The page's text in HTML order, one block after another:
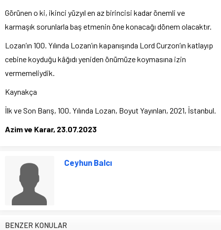
Görünen o ki, ikinci yüzyıl en az birincisi kadar önemli ve
karmaşık sorunlarla baş etmenin öne konacağı dönem olacaktır.
Lozan’ın 100. Yılında Lozan’ın kapanışında Lord Curzon’ın katlayıp
cebine koyduğu kâğıdı yeniden önümüze koymasına izin
vermemeliydik.
Kaynakça
İlk ve Son Barış, 100. Yılında Lozan, Boyut Yayınları, 2021, İstanbul.
Azim ve Karar, 23.07.2023
Ceyhun Balcı
BENZER KONULAR